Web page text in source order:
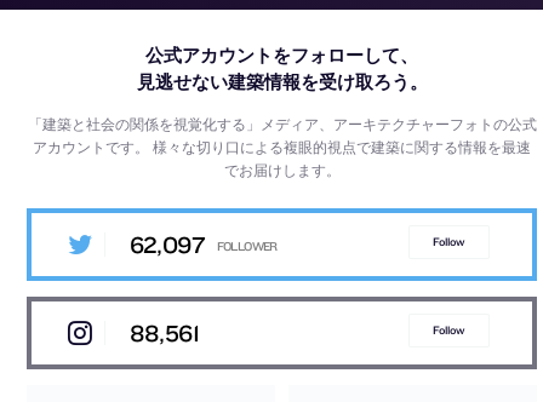
公式アカウントをフォローして、
見逃せない建築情報を受け取ろう。
「建築と社会の関係を視覚化する」メディア、アーキテクチャーフォトの公式
アカウントです。様々な切り口による複眼的視点で建築に関する情報を最速
でお届けします。
62,097 Follow
88,561 Follow